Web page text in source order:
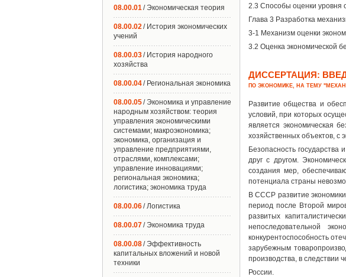
2.3 Способы оценки уровня
Глава 3 Разработка
3-1 Механизм оценки
3.2 Оценка экономической
ДИССЕРТАЦИЯ:
ПО ЭКОНОМИКЕ, НА ТЕМУ
Развитие общества и
условий, при которых
является экономическая
хозяйственных объектов, с
Безопасность
друг с другом.
создания мер,
потенциала страны
В СССР развитие
период после Второй
развитых
непоследовательной
конкурентоспособность
зарубежным
производства, в следствии
России.
08.00.01/ Экономическая теория
08.00.02/ История экономических
учений
08.00.03/ История народного
хозяйства
08.00.04/ Региональная экономика
08.00.05/ Экономика и управление
народным хозяйством: теория
управления экономическими
системами; макроэкономика;
экономика, организация и
управление предприятиями,
отраслями, комплексами;
управление инновациями;
региональная экономика;
логистика; экономика труда
08.00.06/ Логистика
08.00.07/ Экономика труда
08.00.08/ Эффективность
капитальных вложений и новой
техники